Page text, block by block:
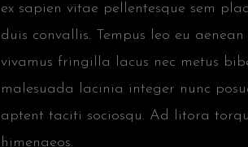
ex sapien vitae pellentesque sem
duis convallis. Tempus leo eu
vivamus fringilla lacus nec metus
malesuada lacinia integer nunc
aptent taciti sociosqu. Ad litora
himenaeos.